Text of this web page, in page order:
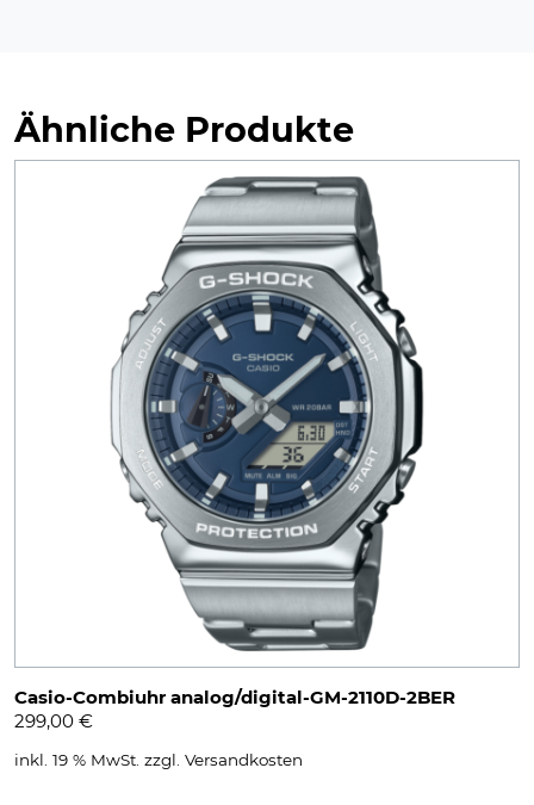
Ähnliche Produkte
Casio-Combiuhr analog/digital-GM-2110D-2BER
299,00 €
inkl. 19 % MwSt. zzgl. Versandkosten